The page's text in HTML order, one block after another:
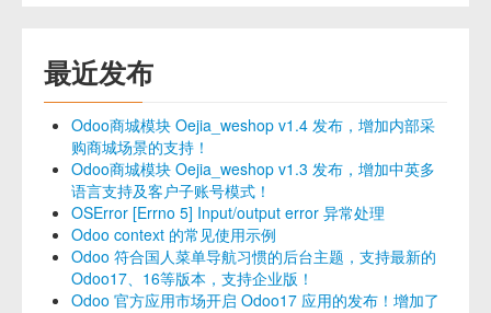
最近发布
Odoo商城模块 Oejia_weshop v1.4 发布，增加内部采
购商城场景的支持！
Odoo商城模块 Oejia_weshop v1.3 发布，增加中英多
语言支持及客户子账号模式！
OSError [Errno 5] Input/output error 异常处理
Odoo context 的常见使用示例
Odoo 符合国人菜单导航习惯的后台主题，支持最新的
Odoo17、16等版本，支持企业版！
Odoo 官方应用市场开启 Odoo17 应用的发布！增加了